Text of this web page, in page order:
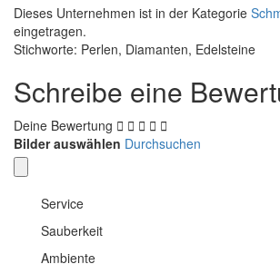
Dieses Unternehmen ist in der Kategorie
eingetragen.
Stichworte: Perlen, Diamanten, Edelsteine
Schreibe eine
Deine Bewertung
Bilder auswählen Durchsuchen
Service
Sauberkeit
Ambiente